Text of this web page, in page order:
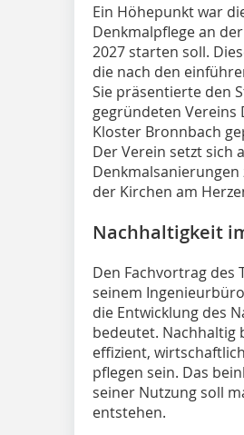
Ein Höhepunkt war
Denkmalpflege an
2027 starten soll.
die nach den
Sie präsentierte den
gegründeten Vereins
Kloster Bronnbach
Der Verein setzt sich
der Kirchen am
Nachhaltigkeit
Den Fachvortrag des
seinem
die Entwicklung des
bedeutet. Nachhaltig
effizient,
pflegen sein. Das
seiner Nutzung soll
entstehen.